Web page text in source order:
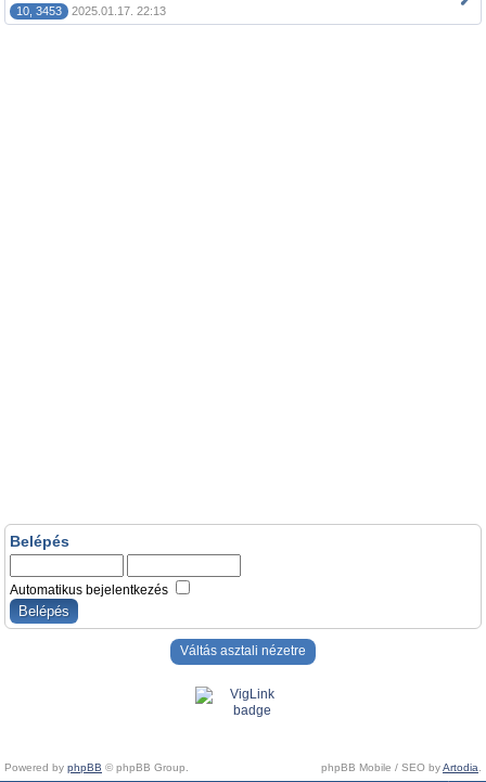
10, 3453 2025.01.17. 22:13
Belépés
Automatikus bejelentkezés
Váltás asztali nézetre
Powered by phpBB © phpBB Group. phpBB Mobile / SEO byArtodia.